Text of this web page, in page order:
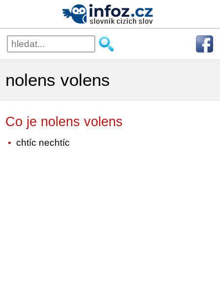
nolens volens
Co je nolens volens
chtíc nechtíc